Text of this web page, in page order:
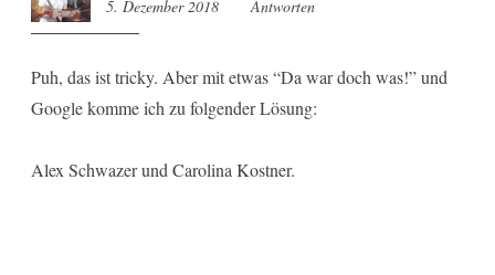
5. Dezember 2018 9:05
Antworten
Puh, das ist tricky. Aber mit etwas “Da war doch was!” und
Google komme ich zu folgender Lösung:
Alex Schwazer und Carolina Kostner.